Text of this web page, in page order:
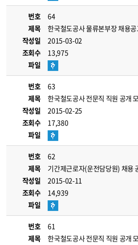
번호
64
제목
한국철도공사 물류본부장 채용
작성일
2015-03-02
조회수
13,975
파일
번호
63
제목
한국철도공사 전문직 직원 공개
작성일
2015-02-25
조회수
17,380
파일
번호
62
제목
기간제근로자(운전담당원) 채용
작성일
2015-02-11
조회수
14,939
파일
번호
61
제목
한국철도공사 전문직 직원 공개